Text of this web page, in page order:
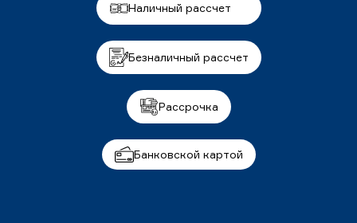
Наличный рассчет
Безналичный рассчет
Рассрочка
Банковской картой